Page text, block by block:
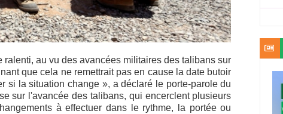
au vu des avancées militaires des talibans sur
que cela ne remettrait pas en cause la date butoir
si la situation change », a déclaré le porte-parole du
sur l'avancée des talibans, qui encerclent plusieurs
à effectuer dans le rythme, la portée ou